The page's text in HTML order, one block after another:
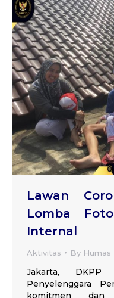
Lawan
Lomba
Internal
Aktivitas By Humas
Jakarta,
Penyelenggara
komitmen dan